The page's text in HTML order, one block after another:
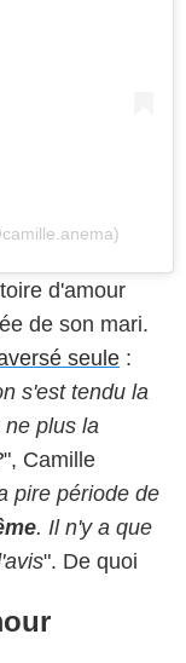
d'amour
de son mari.
seule :
s'est tendu la
ne plus la
", Camille
pire période de
. Il n'y a que
". De quoi